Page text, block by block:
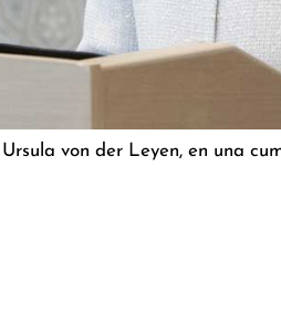
von der Leyen, en una